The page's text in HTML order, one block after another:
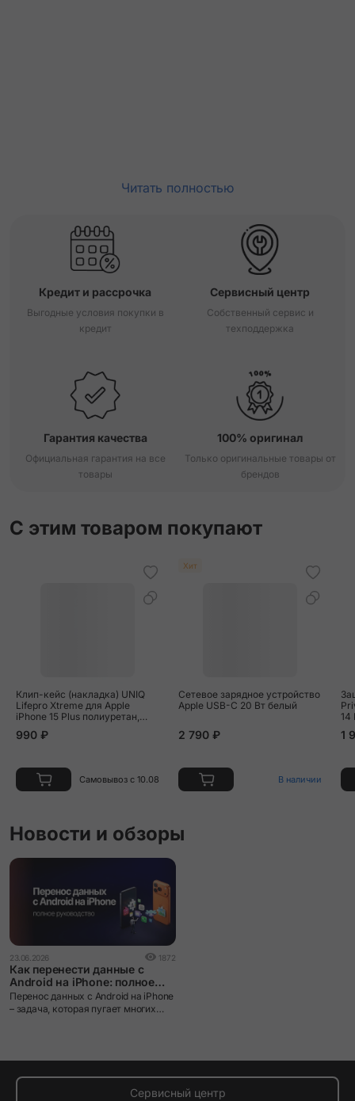
Читать полностью
Кредит и рассрочка
Выгодные условия покупки в
кредит
Сервисный центр
Собственный сервис и
техподдержка
Гарантия качества
Официальная гарантия на все
товары
100% оригинал
Только оригинальные товары от
брендов
С этим товаром покупают
Клип-кейс (накладка) UNIQ
Lifepro Xtreme для Apple
iPhone 15 Plus полиуретан,
990 ₽
Самовывоз с 10.08
Хит
Сетевое зарядное устройство
Apple USB-C 20 Вт белый
2 790 ₽
В наличии
14
1
Новости и обзоры
23.06.2026 1872
Как перенести данные с
Android на iPhone: полное
руководство
Перенос данных с Android на iPhone
– задача, которая пугает многих
файловые системы, разные
магазины приложений. Без
правильного инструмента данныеСервисный центр